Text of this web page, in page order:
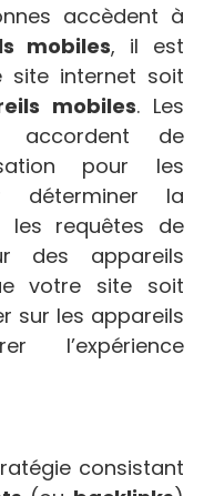
accèdent à
mobiles, il est
site internet soit
mobiles. Les
accordent de
pour les
déterminer la
les requêtes de
des appareils
votre site soit
sur les appareils
l’expérience
consistant